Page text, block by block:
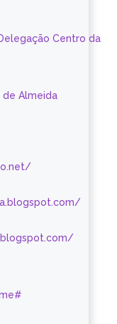
Centro da
de Almeida